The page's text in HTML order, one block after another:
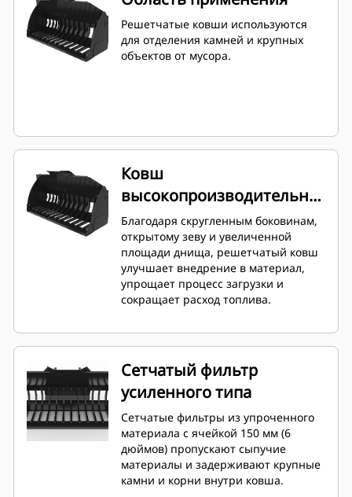
Решетчатые ковши используются
для отделения камней и крупных
объектов от мусора.
Ковш
высокопроизводительной
серии
Благодаря скругленным боковинам,
открытому зеву и увеличенной
площади днища, решетчатый ковш
улучшает внедрение в материал,
упрощает процесс загрузки и
сокращает расход топлива.
Сетчатый фильтр
усиленного типа
Сетчатые фильтры из упроченного
материала с ячейкой 150 мм (6
дюймов) пропускают сыпучие
материалы и задерживают крупные
камни и корни внутри ковша.